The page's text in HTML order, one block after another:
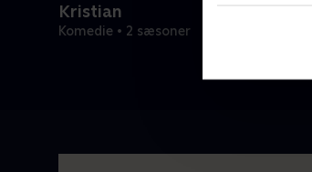
Kristian
Komedie • 2 sæsoner